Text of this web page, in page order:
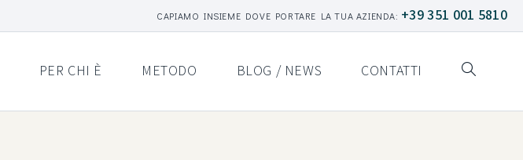
CAPIAMO INSIEME DOVE PORTARE LA TUA AZIENDA: +39 351 001 5810
PER CHI È METODO BLOG / NEWS CONTATTI